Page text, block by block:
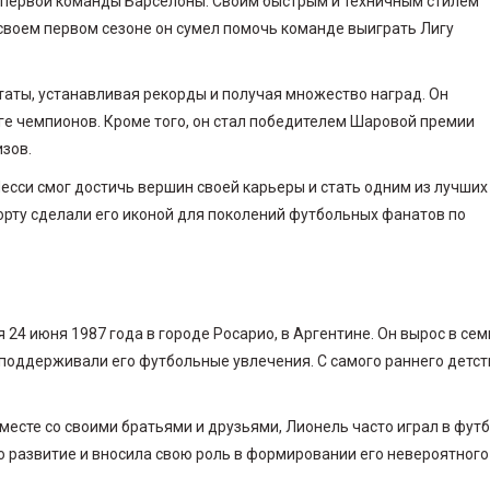
первом сезоне он сумел помочь команде выиграть Лигу
устанавливая рекорды и получая множество наград. Он
чемпионов. Кроме того, он стал победителем Шаровой премии
смог достичь вершин своей карьеры и стать одним из лучших
сделали его иконой для поколений футбольных фанатов по
июня 1987 года в городе Росарио, в Аргентине. Он вырос в
его футбольные увлечения. С самого раннего
со своими братьями и друзьями, Лионель часто играл в
и вносила свою роль в формировании его невероятного